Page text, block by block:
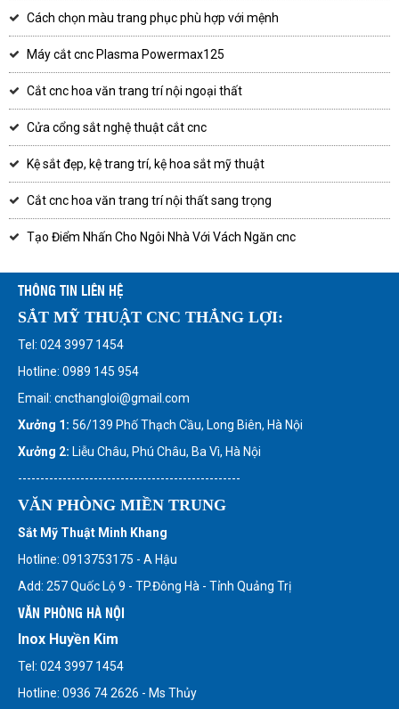
Cách chọn màu trang phục phù hợp với mệnh
Máy cắt cnc Plasma Powermax125
Cắt cnc hoa văn trang trí nội ngoại thất
Cửa cổng sắt nghệ thuật cắt cnc
Kệ sắt đẹp, kệ trang trí, kệ hoa sắt mỹ thuật
Cắt cnc hoa văn trang trí nội thất sang trọng
Tạo Điểm Nhấn Cho Ngôi Nhà Với Vách Ngăn cnc
THÔNG TIN LIÊN HỆ
SẮT MỸ THUẬT CNC THẮNG LỢI:
Tel: 024 3997 1454
Hotline: 0989 145 954
Email: cncthangloi@gmail.com
Xưởng 1: 56/139 Phố Thạch Cầu, Long Biên, Hà Nội
Xưởng 2: Liễu Châu, Phú Châu, Ba Vì, Hà Nội
--------------------------------------------------
VĂN PHÒNG MIỀN TRUNG
Sắt Mỹ Thuật Minh Khang
Hotline: 0913753175 - A Hậu
Add: 257 Quốc Lộ 9 - TP.Đông Hà - Tỉnh Quảng Trị
VĂN PHÒNG HÀ NỘI
Inox Huyền Kim
Tel: 024 3997 1454
Hotline: 0936 74 2626 - Ms Thủy